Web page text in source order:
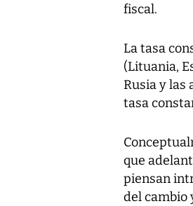
fiscal.
La tasa
(Lituania,
Rusia y las
tasa
que
piensan
del cambio